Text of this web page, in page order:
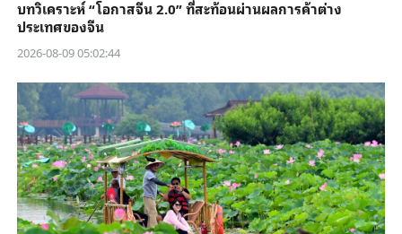
บทวิเคราะห์ “โอกาสจีน 2.0” ที่สะท้อนผ่านผลการค้าต่าง
ประเทศของจีน
2026-08-09 05:02:44